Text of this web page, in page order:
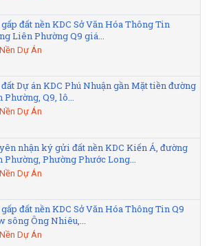
đất nền KDC Sở Văn Hóa Thông Tin
Liên Phường Q9 giá...
Dự Án
Dự án KDC Phú Nhuận gần Mặt tiền đường
Phường, Q9, lô...
Dự Án
nhận ký gửi đất nền KDC Kiến Á, đường
Phường, Phường Phước Long...
Dự Án
đất nền KDC Sở Văn Hóa Thông Tin Q9
sông Ông Nhiêu,...
Dự Án